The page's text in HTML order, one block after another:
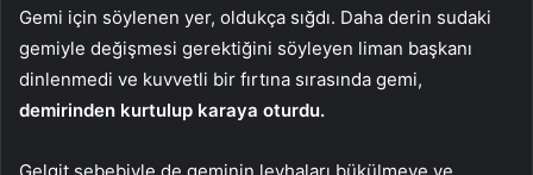
Gemi için söylenen yer, oldukça sığdı. Daha derin sudaki
gemiyle değişmesi gerektiğini söyleyen liman başkanı
dinlenmedi ve kuvvetli bir fırtına sırasında gemi,
demirinden kurtulup karaya oturdu.
Gelgit sebebiyle de geminin levhaları bükülmeye ve